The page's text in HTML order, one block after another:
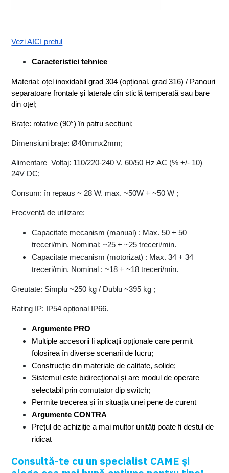
Vezi AICI prețul
Caracteristici tehnice
Material: oțel inoxidabil grad 304 (opțional. grad 316) / Panouri
separatoare frontale și laterale din sticlă temperată sau bare
din oțel;
Brațe: rotative (90°) în patru secțiuni;
Dimensiuni brațe: Ø40mmx2mm;
Alimentare  Voltaj: 110/220-240 V. 60/50 Hz AC (% +/- 10)
24V DC;
Consum: în repaus ~ 28 W. max. ~50W + ~50 W ;
Frecvență de utilizare:
Capacitate mecanism (manual) : Max. 50 + 50
treceri/min. Nominal: ~25 + ~25 treceri/min.
Capacitate mecanism (motorizat) : Max. 34 + 34
treceri/min. Nominal : ~18 + ~18 treceri/min.
Greutate: Simplu ~250 kg / Dublu ~395 kg ;
Rating IP: IP54 opțional IP66.
Argumente PRO
Multiple accesorii li aplicații opționale care permit
folosirea în diverse scenarii de lucru;
Construcție din materiale de calitate, solide;
Sistemul este bidirecțional și are modul de operare
selectabil prin comutator dip switch;
Permite trecerea și în situația unei pene de curent
Argumente CONTRA
Prețul de achiziție a mai multor unități poate fi destul de
ridicat
Consultă-te cu un specialist CAME și